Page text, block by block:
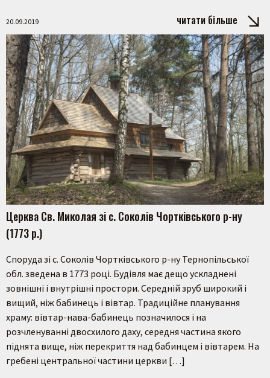
Пошук на сайті
20.09.2019 читати більше
Церква Св. Миколая зі с. Соколів Чортківського р-ну
(1773 р.)
Споруда зі с. Соколів Чортківського р-ну Тернопільської
обл. зведена в 1773 році. Будівля має дещо ускладнені
зовнішні і внутрішні простори. Середній зруб широкий і
вищий, ніж бабинець і вівтар. Традиційне планування
храму: вівтар-нава-бабинець позначилося і на
розчленуванні двосхилого даху, середня частина якого
піднята вище, ніж перекриття над бабинцем і вівтарем. На
гребені центральної частини церкви […]